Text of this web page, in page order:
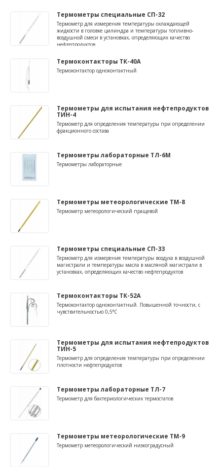
Термометры специальные СП-32
Термометр для измерения температуры охлаждающей
жидкости в головке цилиндра и температуры топливно-
воздушной смеси в установках, определяющих качество
нефтепродуктов
Термоконтакторы ТК-40А
Термоконтактор одноконтактный
Термометры для испытания нефтепродуктов
ТИН-4
Термометр для определения температуры при определении
фракционного состава
Термометры лабораторные ТЛ-6М
Термометры лабораторные
Термометры метеорологические ТМ-8
Термометр метеорологический пращевой
Термометры специальные СП-33
Термометр для измерения температуры воздуха в воздушной
магистрали и температуры масла в масляной магистрали в
установках, определяющих качество нефтепродуктов
Термоконтакторы ТК-52А
Термоконтактор одноконтактный. Повышенной точности, с
чувствительностью 0,5°С
Термометры для испытания нефтепродуктов
ТИН-5
Термометр для определения температуры при определении
плотности нефтепродуктов
Термометры лабораторные ТЛ-7
Термометр для бактериологических термостатов
Термометры метеорологические ТМ-9
Термометр метеорологический низкоградусный